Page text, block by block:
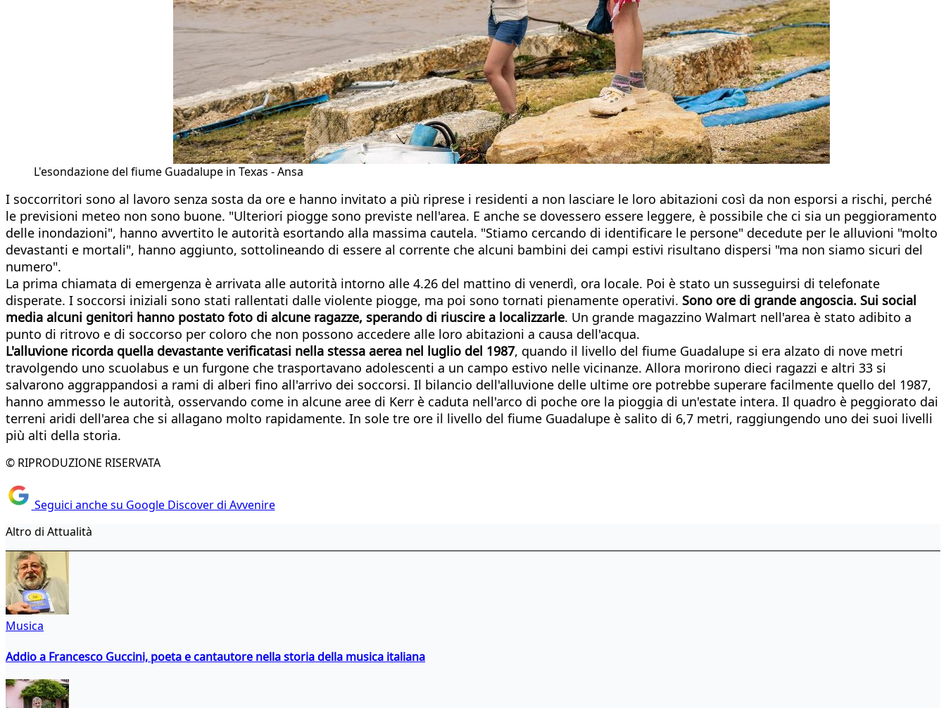
L'esondazione del fiume Guadalupe in Texas - Ansa
I soccorritori sono al lavoro senza sosta da ore e hanno invitato a più riprese i residenti a non lasciare le loro abitazioni così da non esporsi a rischi, perché
le previsioni meteo non sono buone. "Ulteriori piogge sono previste nell'area. E anche se dovessero essere leggere, è possibile che ci sia un peggioramento
delle inondazioni", hanno avvertito le autorità esortando alla massima cautela. "Stiamo cercando di identificare le persone" decedute per le alluvioni "molto
devastanti e mortali", hanno aggiunto, sottolineando di essere al corrente che alcuni bambini dei campi estivi risultano dispersi "ma non siamo sicuri del
numero".
La prima chiamata di emergenza è arrivata alle autorità intorno alle 4.26 del mattino di venerdì, ora locale. Poi è stato un susseguirsi di telefonate
disperate. I soccorsi iniziali sono stati rallentati dalle violente piogge, ma poi sono tornati pienamente operativi. Sono ore di grande angoscia. Sui social
media alcuni genitori hanno postato foto di alcune ragazze, sperando di riuscire a localizzarle. Un grande magazzino Walmart nell'area è stato adibito a
punto di ritrovo e di soccorso per coloro che non possono accedere alle loro abitazioni a causa dell'acqua.
L'alluvione ricorda quella devastante verificatasi nella stessa aerea nel luglio del 1987, quando il livello del fiume Guadalupe si era alzato di nove metri
travolgendo uno scuolabus e un furgone che trasportavano adolescenti a un campo estivo nelle vicinanze. Allora morirono dieci ragazzi e altri 33 si
salvarono aggrappandosi a rami di alberi fino all'arrivo dei soccorsi. Il bilancio dell'alluvione delle ultime ore potrebbe superare facilmente quello del 1987,
hanno ammesso le autorità, osservando come in alcune aree di Kerr è caduta nell'arco di poche ore la pioggia di un'estate intera. Il quadro è peggiorato dai
terreni aridi dell'area che si allagano molto rapidamente. In sole tre ore il livello del fiume Guadalupe è salito di 6,7 metri, raggiungendo uno dei suoi livelli
più alti della storia.
© RIPRODUZIONE RISERVATA
Seguici anche su Google Discover di Avvenire
Altro di Attualità
Musica
Addio a Francesco Guccini, poeta e cantautore nella storia della musica italiana